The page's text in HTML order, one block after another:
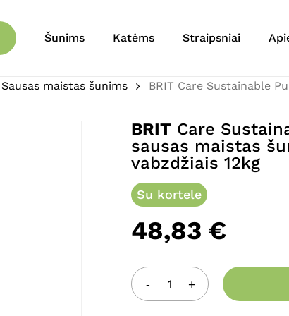
Šunims Katėms Straipsniai
Sausas maistas šunims
BRIT Care Sustainable
BRIT Care
sausas maistas
vabzdžiais 12kg
Su kortele
48,83 €
Būkite pirmas aprašęs
Jūsų įvertinimas*
Jūsų atsiliepimas *